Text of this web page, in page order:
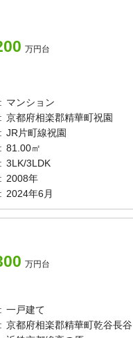
万円台
: マンション
: 京都府相楽郡精華町祝園
: JR片町線祝園
: 81.00㎡
: 3LK/3LDK
: 2008年
: 2024年6月
万円台
: 一戸建て
: 京都府相楽郡精華町乾谷長谷